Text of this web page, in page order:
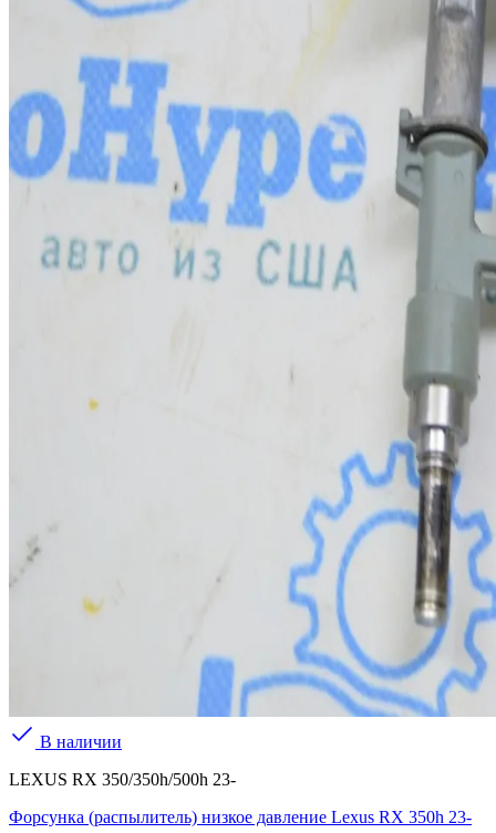
В наличии
LEXUS RX 350/350h/500h 23-
Форсунка (распылитель) низкое давление Lexus RX 350h 23-